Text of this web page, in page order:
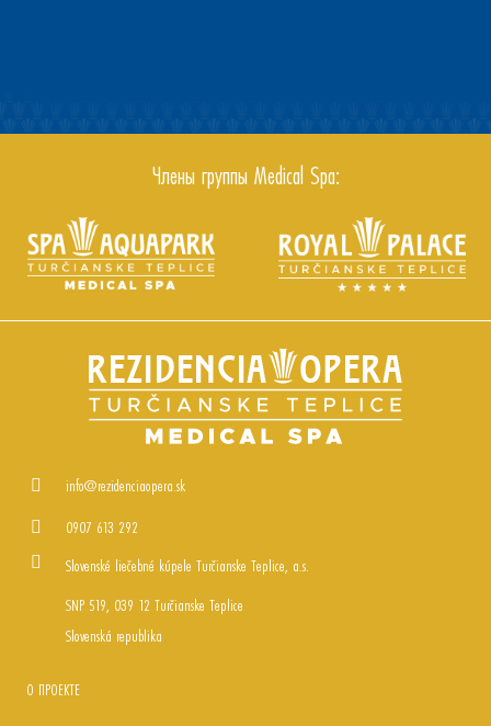
Члены группы Medical Spa:
info@rezidenciaopera.sk
0907 613 292
Slovenské liečebné kúpele Turčianske Teplice, a.s.
SNP 519, 039 12 Turčianske Teplice
Slovenská republika
О ПРОЕКТЕ